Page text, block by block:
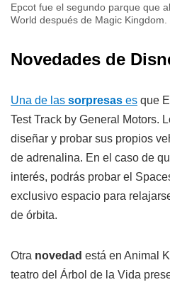
Epcot fue el segundo parque que
World después de Magic Kingdom.
Novedades de
Una de las sorpresas es que
Test Track by General Motors.
diseñar y probar sus propios
de adrenalina. En el caso de
interés, podrás probar el
exclusivo espacio para
de órbita.
Otra novedad está en Animal
teatro del Árbol de la Vida